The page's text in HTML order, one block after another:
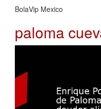
BolaVip Mexico
paloma